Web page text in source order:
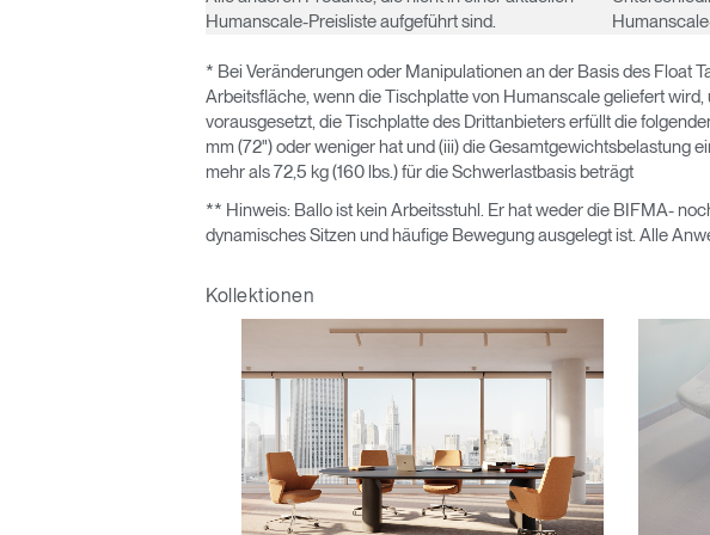
Humanscale-Preisliste aufgeführt sind.
* Bei Veränderungen oder Manipulationen an der Basis des Float
Arbeitsfläche, wenn die Tischplatte von Humanscale geliefert
vorausgesetzt, die Tischplatte des Drittanbieters erfüllt die
mm (72") oder weniger hat und (iii) die Gesamtgewichtsbelastung
mehr als 72,5 kg (160 lbs.) für die Schwerlastbasis beträgt
** Hinweis: Ballo ist kein Arbeitsstuhl. Er hat weder die BIFMA-
dynamisches Sitzen und häufige Bewegung ausgelegt ist. Alle
Kollektionen